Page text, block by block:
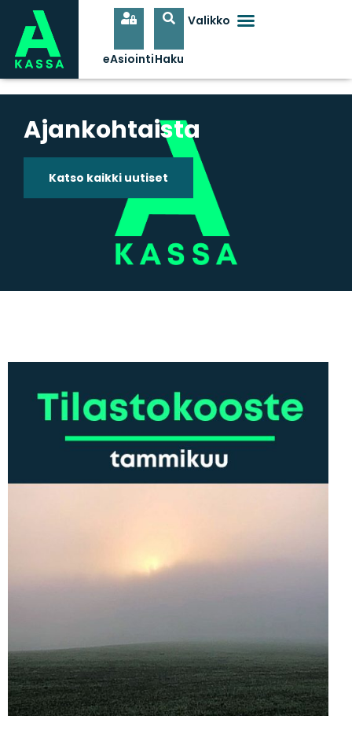
Ajankohtaista
Katso kaikki uutiset